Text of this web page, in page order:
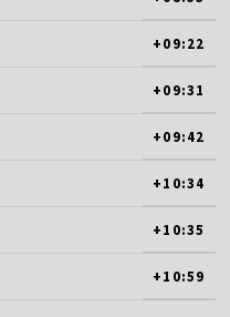
+09:22
+09:31
+09:42
+10:34
+10:35
+10:59